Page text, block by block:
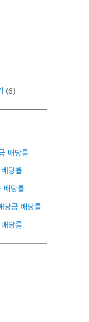
(6)
배당률
당률
배당률
당금 배당률
당률